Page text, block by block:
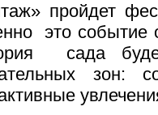
пройдет
это событие
сада
зон: